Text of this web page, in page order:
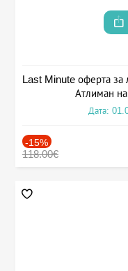
Last Minute оферта за
Атлиман
Дата:
-15%
118.00€